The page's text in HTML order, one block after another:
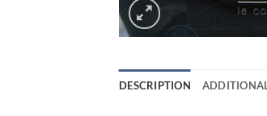
DESCRIPTION